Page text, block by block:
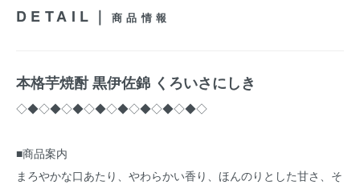
DETAIL｜ 商品情報
本格芋焼酎 黒伊佐錦 くろいさにしき
◇◆◇◆◇◆◇◆◇◆◇◆◇◆◇◆◇
■商品案内
まろやかな口あたり、やわらかい香り、ほんのりとした甘さ、そ